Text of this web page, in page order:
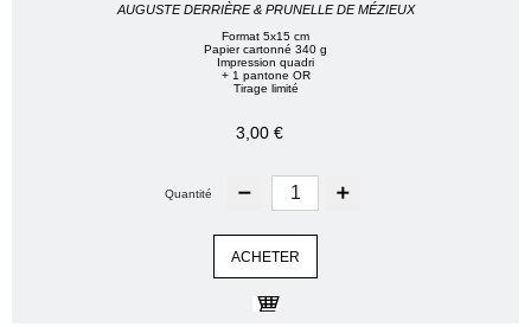
AUGUSTE DERRIÈRE & PRUNELLE DE MÉZIEUX
Format 5x15 cm
Papier cartonné 340 g
Impression quadri
+ 1 pantone OR
Tirage limité
3,00 €
Quantité
ACHETER